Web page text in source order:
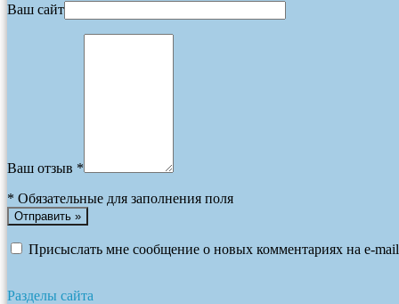
Ваш сайт
Ваш отзыв *
* Обязательные для заполнения поля
Присыслать мне сообщение о новых комментариях на e-mail
Разделы сайта